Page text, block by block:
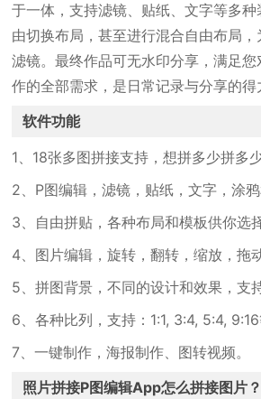
于一体，支持滤镜、贴纸、文字等多
由切换布局，甚至进行混合自由布局
滤镜。最终作品可无水印分享，满足
作的全部需求，是日常记录与分享的得
软件功能
1、18张多图拼接支持，想拼多少拼多少
2、P图编辑，滤镜，贴纸，文字，涂鸦
3、自由拼贴，各种布局和模板供你选择
4、图片编辑，旋转，翻转，缩放，拖
5、拼图背景，不同的设计和效果，支
6、各种比列，支持：1:1, 3:4, 5:4, 9:16
7、一键制作，海报制作、图转视频。
照片拼接P图编辑App怎么拼接图片？